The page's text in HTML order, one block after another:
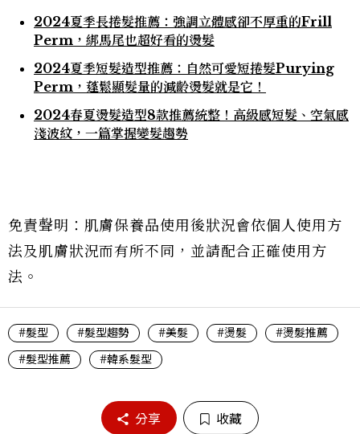
2024夏季長捲髮推薦：強調立體感卻不厚重的Frill
Perm，綁馬尾也超好看的燙髮
2024夏季短髮造型推薦：自然可愛短捲髮Purying
Perm，蓬鬆顯髮量的減齡燙髮就是它！
2024春夏燙髮造型8款推薦統整！高級感短髮、空氣感
淺波紋，一篇掌握變髮趨勢
免責聲明：肌膚保養品使用後狀況會依個人使用方
法及肌膚狀況而有所不同，並請配合正確使用方
法。
#髮型 #髮型趨勢 #美髮 #燙髮
#燙髮推薦
#髮型推薦
#韓系髮型
分享 收藏